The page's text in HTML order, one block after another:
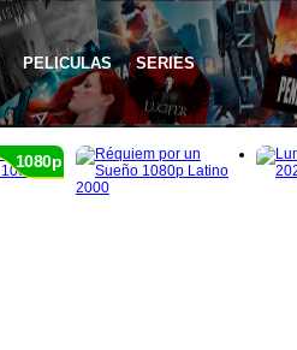
PELICULAS SERIES
1080p